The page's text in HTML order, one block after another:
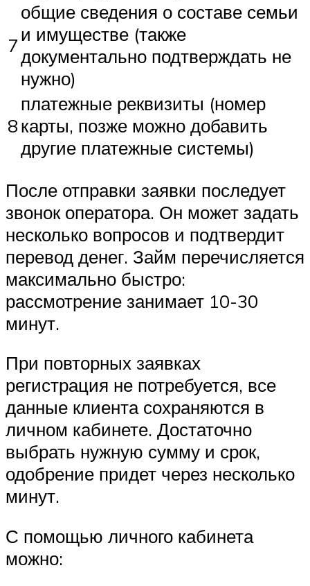
7
общие сведения о составе семьи
и имуществе (также
документально подтверждать не
нужно)
8
платежные реквизиты (номер
карты, позже можно добавить
другие платежные системы)
После отправки заявки последует
звонок оператора. Он может задать
несколько вопросов и подтвердит
перевод денег. Займ перечисляется
максимально быстро:
рассмотрение занимает 10-30
минут.
При повторных заявках
регистрация не потребуется, все
данные клиента сохраняются в
личном кабинете. Достаточно
выбрать нужную сумму и срок,
одобрение придет через несколько
минут.
С помощью личного кабинета
можно: